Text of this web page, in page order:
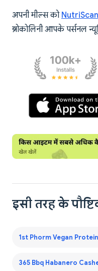
अपनी मील्स को
ब्रोकोलिनी आपके पर्सनल
इसी तरह के
1st Phorm Vegan
365 Bbq Habanero